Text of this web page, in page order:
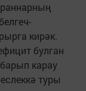
кирәк.
булган
карау
туры